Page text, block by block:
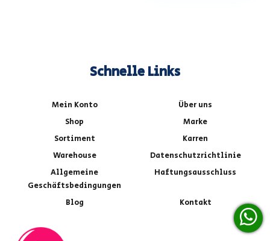
Schnelle Links
Mein Konto
Über uns
Shop
Marke
Sortiment
Karren
Warehouse
Datenschutzrichtlinie
Allgemeine
Geschäftsbedingungen
Haftungsausschluss
Blog Kontakt